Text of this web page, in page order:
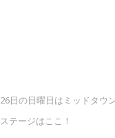
26日の日曜日はミッドタウ
ステージはここ！